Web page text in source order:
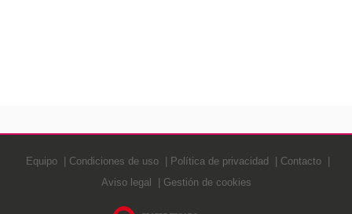
Equipo Condiciones de uso Política de privacidad
Contacto
Aviso legal
Gestión de cookies